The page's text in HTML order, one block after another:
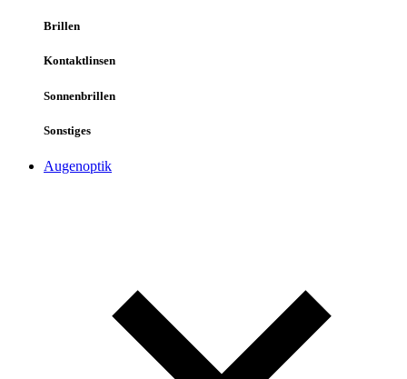
Brillen
Kontaktlinsen
Sonnenbrillen
Sonstiges
Augenoptik